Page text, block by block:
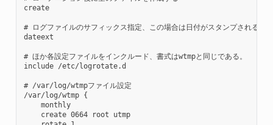
create
# ログファイルのサフィックス指定、この場合は日付がスタンプされる。
dateext
# ほか各設定ファイルをインクルード、書式はwtmpと同じである。
include /etc/logrotate.d
# /var/log/wtmpファイル設定
/var/log/wtmp {
    monthly
    create 0664 root utmp